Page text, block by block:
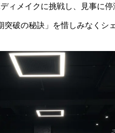
ィメイクに挑戦し、見事に
破の秘訣」を惜しみなくシ